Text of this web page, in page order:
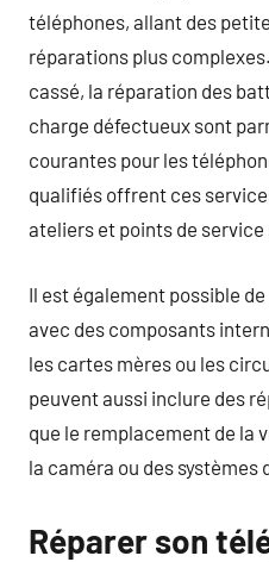
téléphones, allant des
réparations plus
cassé, la réparation des
charge défectueux sont
courantes pour les
qualifiés offrent ces
ateliers et points de
Il est également possible
avec des composants
les cartes mères ou les
peuvent aussi inclure des
que le remplacement de la
la caméra ou des systèmes
Réparer son